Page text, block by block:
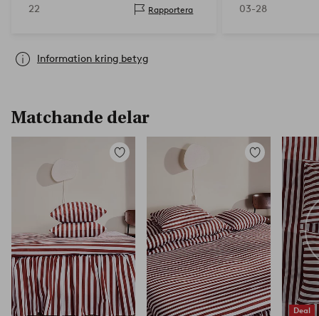
22
Rapportera
03-28
Information kring betyg
Matchande delar
Lägg
Lägg
favoriter
Deal